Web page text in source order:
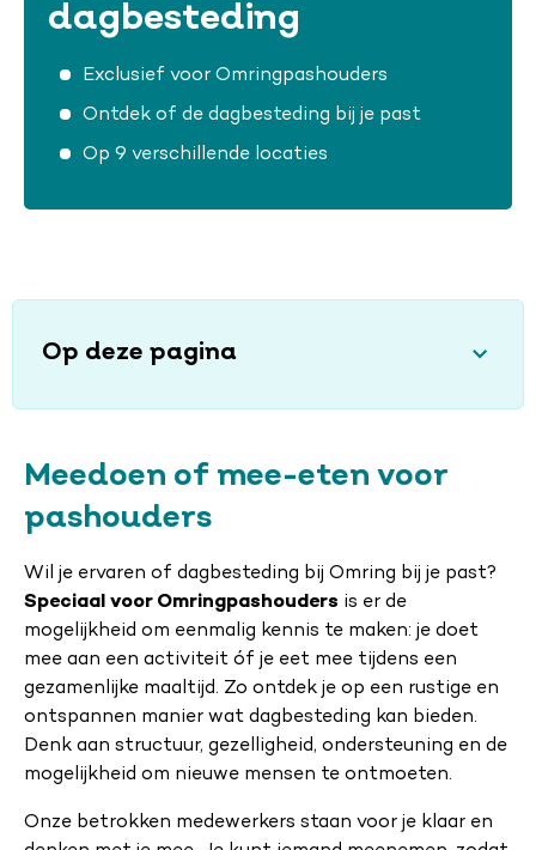
dagbesteding
Exclusief voor Omringpashouders
Ontdek of de dagbesteding bij je past
Op 9 verschillende locaties
Op deze pagina
Meedoen of mee-eten voor
pashouders
Wil je ervaren of dagbesteding bij Omring bij je past?
Speciaal voor Omringpashouders is er de
mogelijkheid om eenmalig kennis te maken: je doet
mee aan een activiteit óf je eet mee tijdens een
gezamenlijke maaltijd. Zo ontdek je op een rustige en
ontspannen manier wat dagbesteding kan bieden.
Denk aan structuur, gezelligheid, ondersteuning en de
mogelijkheid om nieuwe mensen te ontmoeten.
Onze betrokken medewerkers staan voor je klaar en